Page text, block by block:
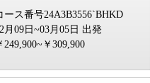
ース番号24A3B3556`BHKD
月09日~03月05日 出発
249,900~￥309,900